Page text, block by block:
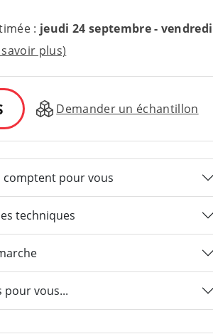
: jeudi 24 septembre -
plus)
Demander un échantillon
comptent pour vous
techniques
pour vous...